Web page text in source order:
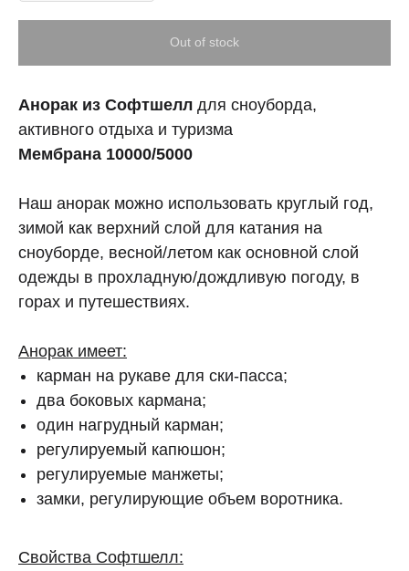
Out of stock
Анорак из Софтшелл для сноуборда,
активного отдыха и туризма
Мембрана 10000/5000
Наш анорак можно использовать круглый год,
зимой как верхний слой для катания на
сноуборде, весной/летом как основной слой
одежды в прохладную/дождливую погоду, в
горах и путешествиях.
Анорак имеет:
карман на рукаве для ски-пасса;
два боковых кармана;
один нагрудный карман;
регулируемый капюшон;
регулируемые манжеты;
замки, регулирующие объем воротника.
Свойства Софтшелл: